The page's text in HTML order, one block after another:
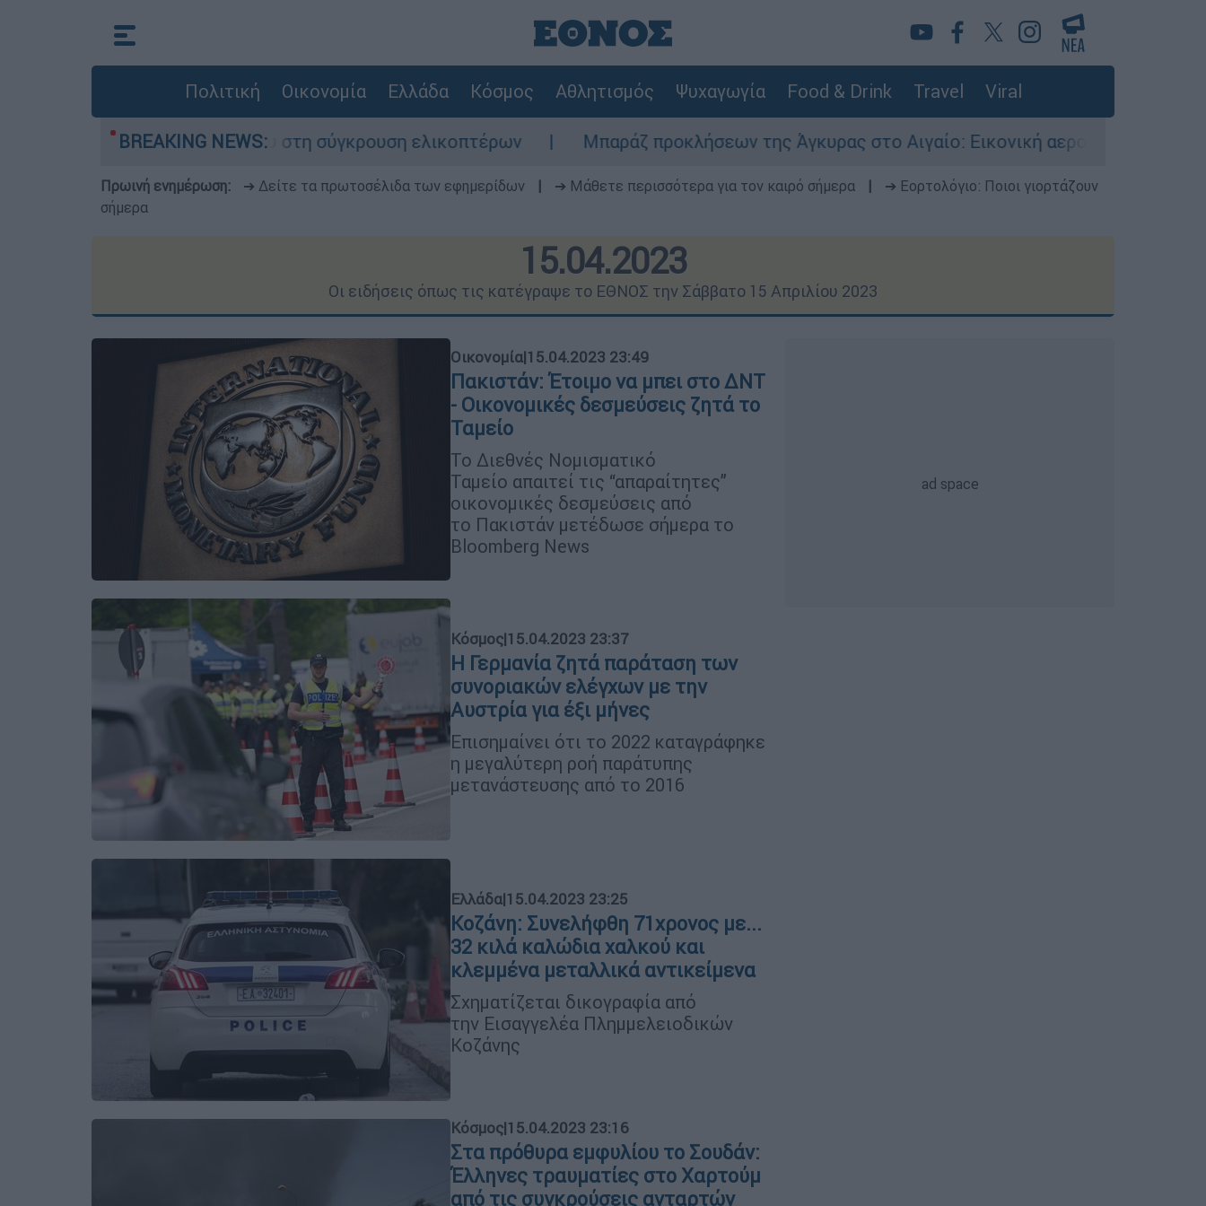
Πολιτική Οικονομία Ελλάδα Κόσμος Αθλητισμός Ψυχαγωγία Food & Drink Travel Viral
BREAKING NEWS:
τη ζωή του στη σύγκρουση ελικοπτέρων Μπαράζ προκλήσεων της Άγκυρας στο Αιγαίο: Εικονική αερομαχία ανάμεσα σε ελληνικά
Πρωινή ενημέρωση: ➔ Δείτε τα πρωτοσέλιδα των εφημερίδων ➔ Μάθετε περισσότερα για τον καιρό σήμερα
➔ Εορτολόγιο: Ποιοι γιορτάζουν
σήμερα
15.04.2023
Οι ειδήσεις όπως τις κατέγραψε το ΕΘΝΟΣ την Σάββατο 15 Απριλίου 2023
Οικονομία|15.04.2023 23:49
Πακιστάν: Έτοιμο να μπει στο ΔΝΤ
- Οικονομικές δεσμεύσεις ζητά το
Ταμείο
Το Διεθνές Νομισματικό
Ταμείο απαιτεί τις “απαραίτητες”
οικονομικές δεσμεύσεις από
το Πακιστάν μετέδωσε σήμερα το
Bloomberg News
Κόσμος|15.04.2023 23:37
Η Γερμανία ζητά παράταση των
συνοριακών ελέγχων με την
Αυστρία για έξι μήνες
Επισημαίνει ότι το 2022 καταγράφηκε
η μεγαλύτερη ροή παράτυπης
μετανάστευσης από το 2016
Ελλάδα|15.04.2023 23:25
Κοζάνη: Συνελήφθη 71χρονος με...
32 κιλά καλώδια χαλκού και
κλεμμένα μεταλλικά αντικείμενα
Σχηματίζεται δικογραφία από
την Εισαγγελέα Πλημμελειοδικών
Κοζάνης
Κόσμος|15.04.2023 23:16
Στα πρόθυρα εμφυλίου το Σουδάν:
Έλληνες τραυματίες στο Χαρτούμ
από τις συγκρούσεις ανταρτών